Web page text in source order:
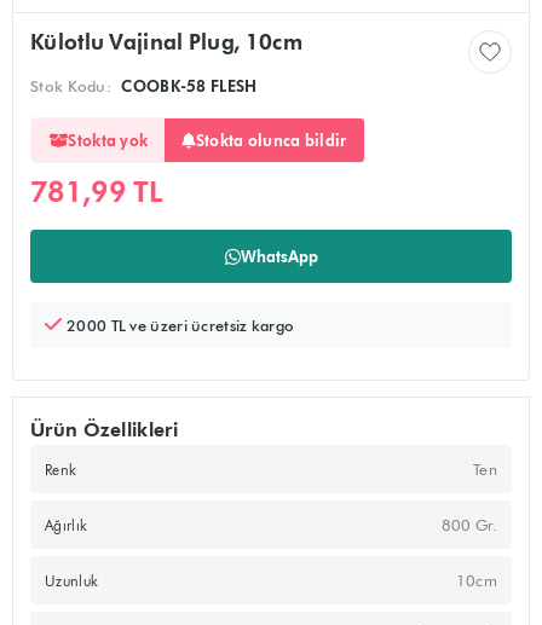
Külotlu Vajinal Plug, 10cm
Stok Kodu: COOBK-58 FLESH
Stokta yok Stokta olunca bildir
781,99 TL
WhatsApp
2000 TL ve üzeri ücretsiz kargo
Ürün Özellikleri
Renk Ten
Ağırlık 800 Gr.
Uzunluk 10cm